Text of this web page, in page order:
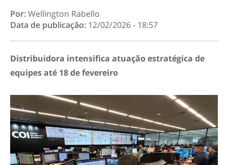
Por:Wellington Rabello
Data de publicação: 12/02/2026 - 18:57
Distribuidora intensifica atuação estratégica de
equipes até 18 de fevereiro